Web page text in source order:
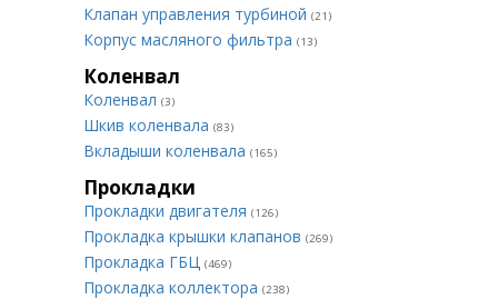
Клапан управления турбиной (21)
Корпус масляного фильтра (13)
Коленвал
Коленвал (3)
Шкив коленвала (83)
Вкладыши коленвала (165)
Прокладки
Прокладки двигателя (126)
Прокладка крышки клапанов (269)
Прокладка ГБЦ (469)
Прокладка коллектора (238)